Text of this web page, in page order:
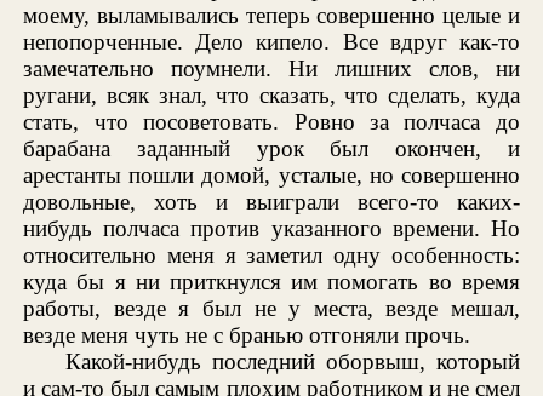
моему, выламывались теперь совершенно целые и
непопорченные. Дело кипело. Все вдруг как-то
замечательно поумнели. Ни лишних слов, ни
ругани, всяк знал, что сказать, что сделать, куда
стать, что посоветовать. Ровно за полчаса до
барабана заданный урок был окончен, и
арестанты пошли домой, усталые, но совершенно
довольные, хоть и выиграли всего-то каких-
нибудь полчаса против указанного времени. Но
относительно меня я заметил одну особенность:
куда бы я ни приткнулся им помогать во время
работы, везде я был не у места, везде мешал,
везде меня чуть не с бранью отгоняли прочь.
Какой-нибудь последний оборвыш, который
и сам-то был самым плохим работником и не смел